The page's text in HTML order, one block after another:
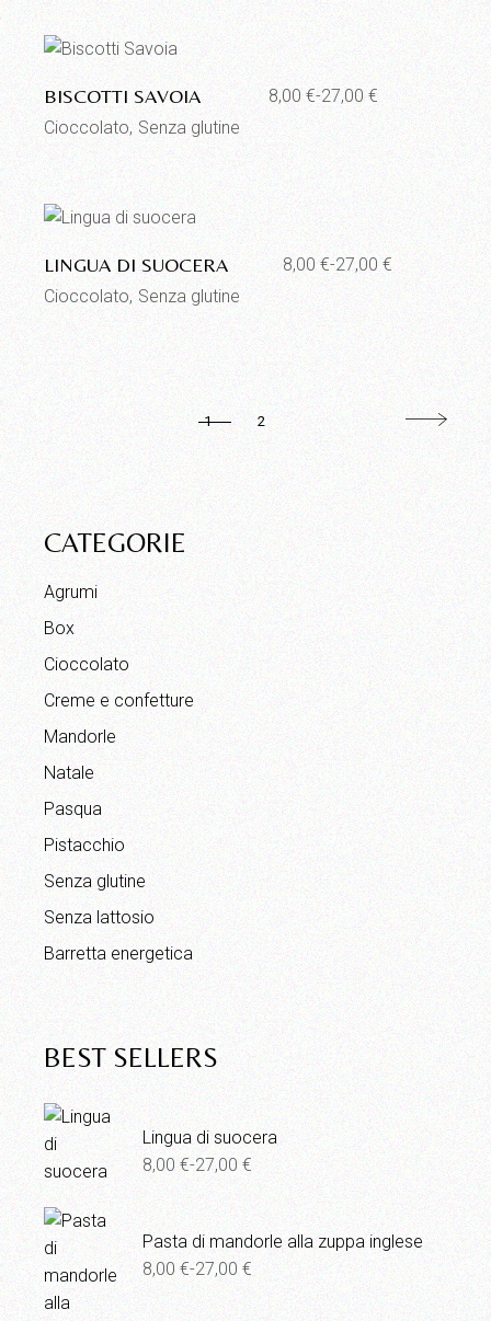
27,00 €
Aggiungi alla lista dei desideri
BISCOTTI SAVOIA 8,00€-27,00€
Fascia
di
prezzo:
da
8,00 €
a
27,00 €
Cioccolato Senza glutine
Aggiungi alla lista dei desideri
LINGUA DI SUOCERA 8,00 €-27,00€
Fascia
di
prezzo:
da
8,00 €
27,00 €
Cioccolato Senza glutine
1 2
CATEGORIE
Agrumi
Box
Cioccolato
Creme e confetture
Mandorle
Natale
Pasqua
Pistacchio
Senza glutine
Senza lattosio
Barretta energetica
BEST SELLERS
Lingua di suocera
8,00€-27,00€
Fascia
di
prezzo:
da
8,00 €
a
27,00 €
Pasta di mandorle alla zuppa inglese
8,00€-27,00€
Fascia
di
prezzo: